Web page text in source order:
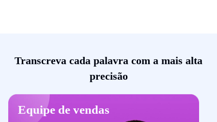
Transcreva cada palavra com a mais alta
precisão
Equipe de vendas